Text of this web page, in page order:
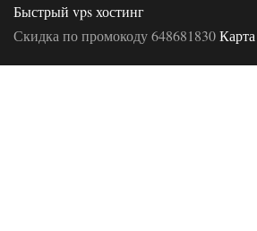
Быстрый vps хостинг
Скидка по промокоду 648681830